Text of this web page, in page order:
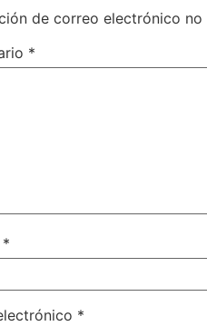
de correo electrónico no
*
*
*